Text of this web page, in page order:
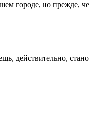
городе, но прежде,
действительно,